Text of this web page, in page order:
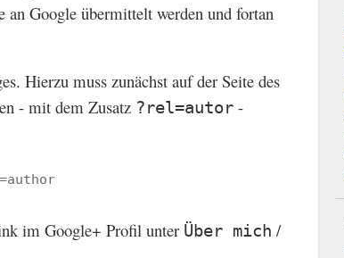
Google übermittelt werden und fortan
Hierzu muss zunächst auf der Seite des
- mit dem Zusatz ?rel=autor -
im Google+ Profil unter Über mich /